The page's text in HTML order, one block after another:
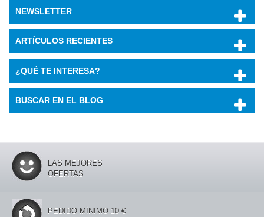
NEWSLETTER
ARTÍCULOS RECIENTES
¿QUÉ TE INTERESA?
BUSCAR EN EL BLOG
LAS MEJORES
OFERTAS
PEDIDO MÍNIMO 10 €